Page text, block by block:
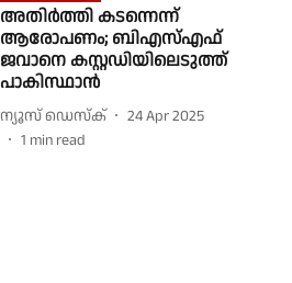
അതിർത്തി കടന്നെന്ന്
ആരോപണം; ബിഎസ്എഫ്
ജവാനെ കസ്റ്റഡിയിലെടുത്ത്
പാകിസ്ഥാൻ
ന്യൂസ് ഡെസ്ക്
24 Apr 2025
1 min read